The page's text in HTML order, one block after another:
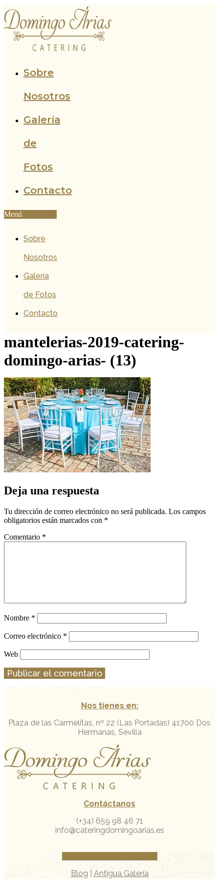
al
contenido
Sobre
Nosotros
Galería
de
Fotos
Contacto
Menú
Sobre
Nosotros
Galería
de Fotos
Contacto
mantelerias-2019-catering-
domingo-arias- (13)
Deja una respuesta
Tu dirección de correo electrónico no será publicada. Los campos
obligatorios están marcados con *
Comentario *
Nombre *
Correo electrónico *
Web
Nos tienes en:
Plaza de las Carmelitas, nº 22 (Las Portadas) 41700 Dos
Hermanas, Sevilla
Contáctanos
(+34) 659 98 46 71
info@cateringdomingoarias.es
Blog Antigua Galería